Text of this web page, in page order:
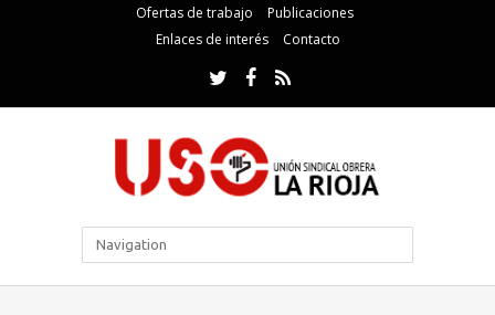
Ofertas de trabajo
Publicaciones
Enlaces de interés
Contacto